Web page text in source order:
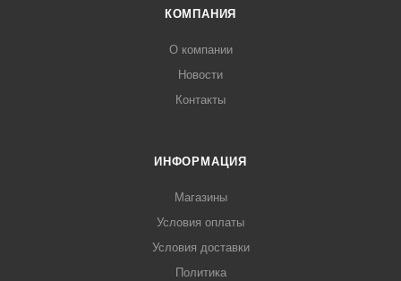
КОМПАНИЯ
О компании
Новости
Контакты
ИНФОРМАЦИЯ
Магазины
Условия оплаты
Условия доставки
Политика